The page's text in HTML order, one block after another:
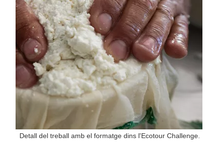
Detall del treball amb el formatge dins l'Ecotour Challenge.